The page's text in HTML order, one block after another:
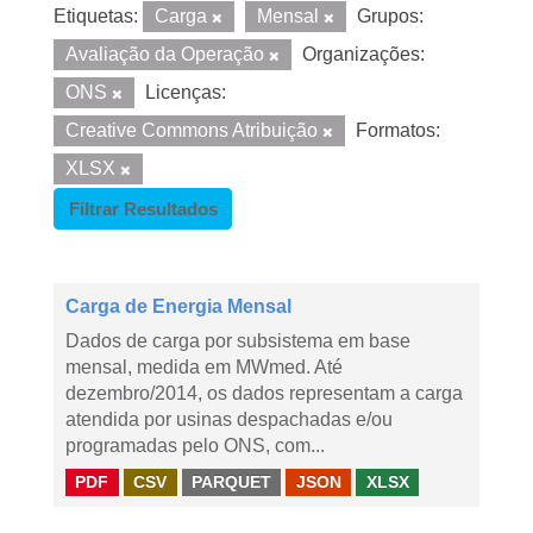
Etiquetas: Carga Mensal
Grupos:
Avaliação da Operação
Organizações:
ONS
Licenças:
Creative Commons Atribuição
Formatos:
XLSX
Filtrar Resultados
Carga de Energia Mensal
Dados de carga por subsistema em base
mensal, medida em MWmed. Até
dezembro/2014, os dados representam a carga
atendida por usinas despachadas e/ou
programadas pelo ONS, com...
PDF CSV PARQUET JSON XLSX